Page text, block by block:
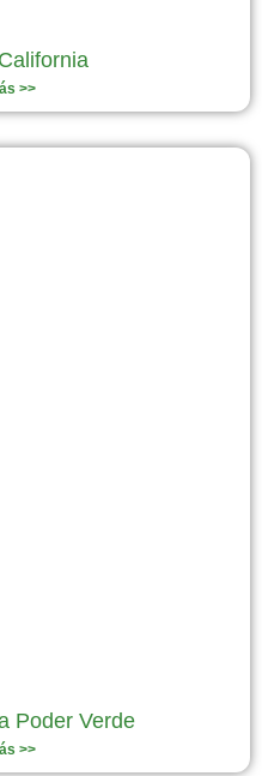
>>
Poder Verde
>>